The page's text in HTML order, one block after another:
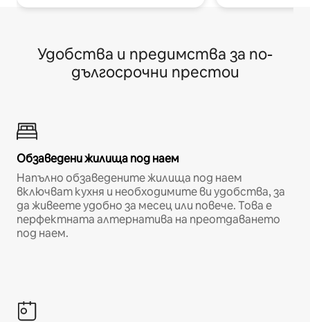
Удобства и предимства за по-
дългосрочни престои
Обзаведени жилища под наем
Напълно обзаведените жилища под наем
включват кухня и необходимите ви удобства, за
да живеете удобно за месец или повече. Това е
перфектната алтернатива на преотдаването
под наем.